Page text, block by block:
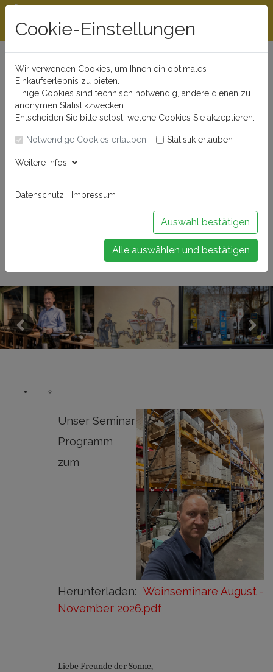
Beratungshotline
0721 - 830 777 0
Rabattstaffeln ab
300 €
Öffnungszeiten
Buchen Sie Ihr Weinseminar!
Previous Next
Unser Seminar
Programm
zum
Herunterladen: Weinseminare August -
November 2026.pdf
Liebe Freunde der Sonne,
Cookie-Einstellungen
Wir verwenden Cookies, um Ihnen ein optimales
Einkaufserlebnis zu bieten.
Einige Cookies sind technisch notwendig, andere dienen zu
anonymen Statistikzwecken.
Entscheiden Sie bitte selbst, welche Cookies Sie akzeptieren.
Notwendige Cookies erlauben Statistik erlauben
Weitere Infos
Datenschutz Impressum
Auswahl bestätigen
Alle auswählen und bestätigen